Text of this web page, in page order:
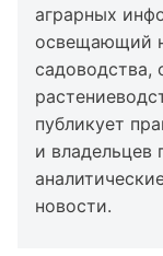
аграрных
освещающий
садоводства,
публикует
и владельцев
новости.